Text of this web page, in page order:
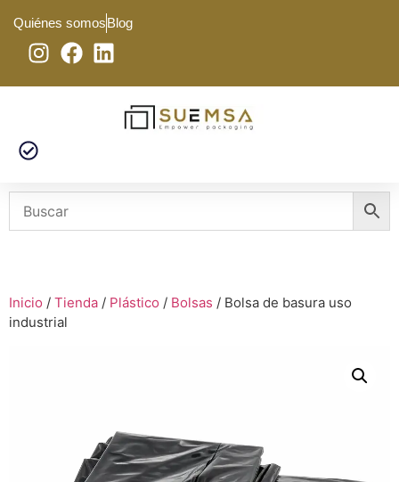
Quiénes somosBlog
Inicio / Tienda / Plástico / Bolsas / Bolsa de basura uso
industrial